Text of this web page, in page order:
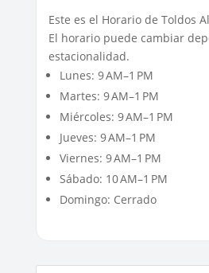
Este es el Horario de Toldos
El horario puede cambiar
estacionalidad.
Lunes: 9 AM–1 PM
Martes: 9 AM–1 PM
Miércoles: 9 AM–1 PM
Jueves: 9 AM–1 PM
Viernes: 9 AM–1 PM
Sábado: 10 AM–1 PM
Domingo: Cerrado